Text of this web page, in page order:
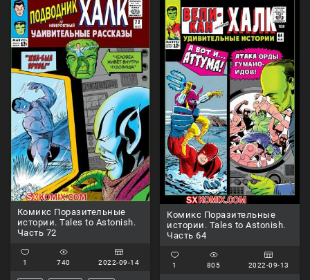
Комикс Поразительные
истории. Tales to Astonish.
Часть 72
1 740 2022-09-14
Комикс Поразительные
истории. Tales to Astonish.
Часть 64
1 805 2022-09-13